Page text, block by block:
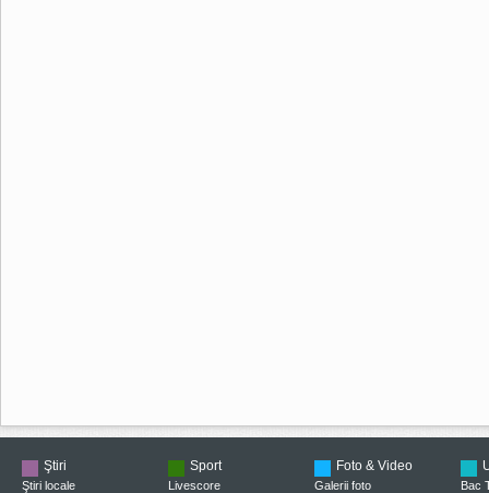
Ştiri
Ştiri locale
Sport
Livescore
Foto & Video
Galerii foto
Bac